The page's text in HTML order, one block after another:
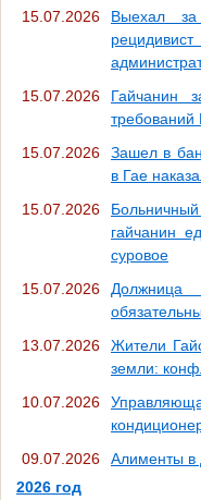
15.07.2026
Выехал
15.07.2026
Гайчанин
15.07.2026
Зашел в
в Гае
15.07.2026
гайчанин
суровое
15.07.2026
13.07.2026
Жители
земли:
10.07.2026
09.07.2026
Алименты в
2026 год